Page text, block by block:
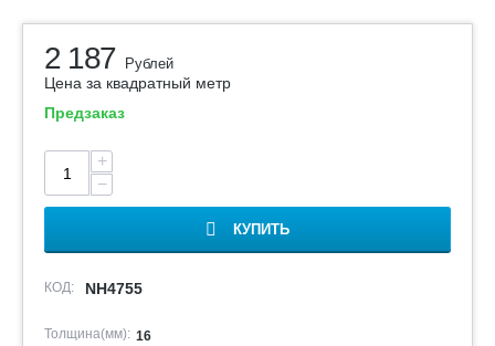
2 187 Рублей
Цена за квадратный метр
Предзаказ
+
−
КУПИТЬ
КОД: NH4755
Толщина(мм): 16